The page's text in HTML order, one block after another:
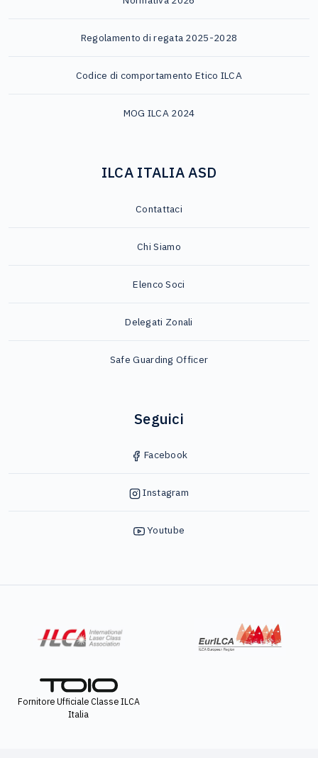
Regolamento di regata 2025-2028
Codice di comportamento Etico ILCA
MOG ILCA 2024
ILCA ITALIA ASD
Contattaci
Chi Siamo
Elenco Soci
Delegati Zonali
Safe Guarding Officer
Seguici
Facebook
Instagram
Youtube
Fornitore Ufficiale Classe ILCA
Italia